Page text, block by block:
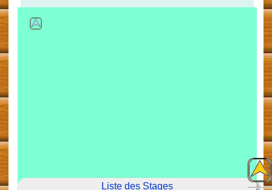
Liste des Stages